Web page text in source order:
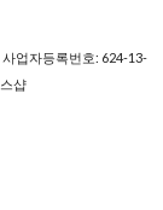
사업자등록번호: 624-13-
샵